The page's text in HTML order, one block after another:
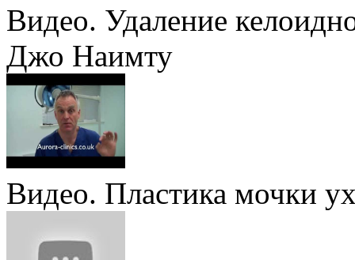
Видео. Удаление
Джо Наимту
Видео. Пластика мочки